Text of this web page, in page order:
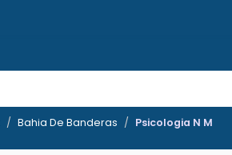
Bahia De Banderas Psicologia N M